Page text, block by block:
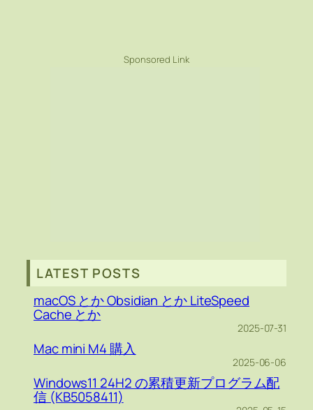
Sponsored Link
LATEST POSTS
macOS とか Obsidian とか LiteSpeed
Cache とか
2025-07-31
Mac mini M4 購入
2025-06-06
Windows11 24H2 の累積更新プログラム配
信 (KB5058411)